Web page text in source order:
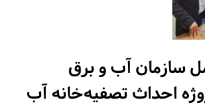
سازمان آب و برق
احداث تصفیه‌خانه آب